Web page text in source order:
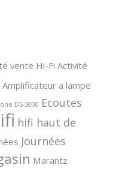
vente Hi-Fi Activité
Amplificateur a lampe
DS-5000 Ecoutes
hifi haut de
Journées
Marantz